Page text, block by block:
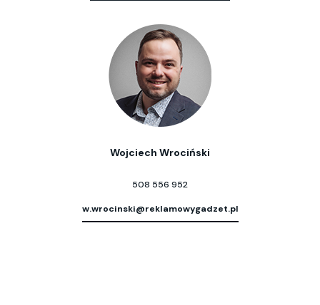
Wojciech Wrociński
508 556 952
w.wrocinski@reklamowygadzet.pl